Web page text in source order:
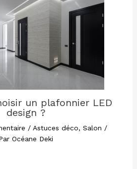
un plafonnier LED
design ?
/ Astuces déco, Salon /
Océane Deki